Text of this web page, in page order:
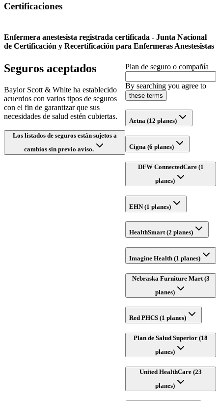
Certificaciones
Enfermera anestesista registrada certificada - Junta Nacional
de Certificación y Recertificación para Enfermeras Anestesistas
Seguros aceptados
Baylor Scott & White ha establecido
acuerdos con varios tipos de seguros
con el fin de garantizar que sus
necesidades de salud estén cubiertas.
Los listados de seguros están sujetos a
cambios sin previo aviso.
Plan de seguro o compañía
By searching you agree to
these terms
Aetna (12 planes)
Cigna (6 planes)
DFW ConnectedCare (1
planes)
EHN (1 planes)
HealthSmart (2 planes)
Imagine Health (1 planes)
Nebraska Furniture Mart (3
planes)
Red PHCS (1 planes)
Plan de Salud Superior (18
planes)
United HealthCare (23
planes)